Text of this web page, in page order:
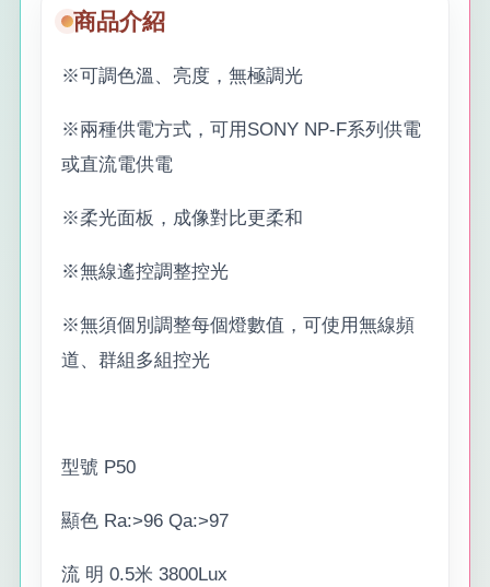
商品介紹
※可調色溫、亮度，無極調光
※兩種供電方式，可用SONY NP-F系列供電
或直流電供電
※柔光面板，成像對比更柔和
※無線遙控調整控光
※無須個別調整每個燈數值，可使用無線頻
道、群組多組控光
型號 P50
顯色 Ra:>96 Qa:>97
流 明 0.5米 3800Lux